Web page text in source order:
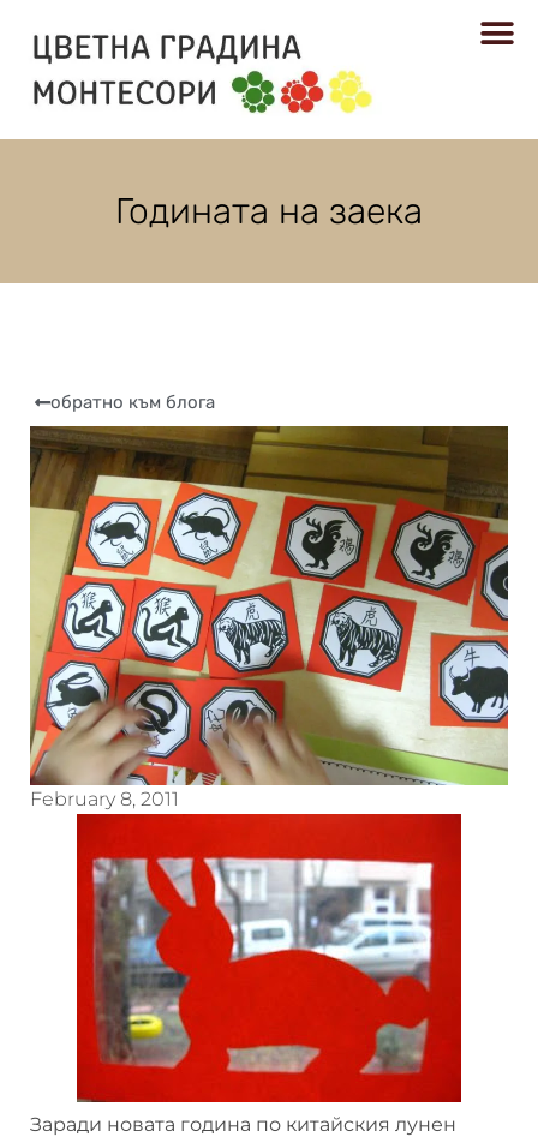
Годината на заека
обратно към блога
February 8, 2011
Заради новата година по китайския лунен